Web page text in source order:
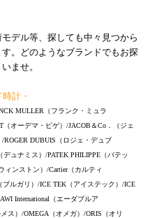
デル等、探しても中々見つから
。どのようなブランドでもお探
ませ。
計・
MULLER（フランク・ミュラ
オーデマ・ピゲ）/JACOB＆Co．（ジェ
DUBUIS（ロジェ・デュブ
ュナミス）/PATEK PHILIPPE（パテッ
ィンストン）/Cartier（カルティ
ルガリ）/ICE TEK（アイステック）/ICE
International（エーダブルア
ス）/OMEGA（オメガ）/ORIS（オリ